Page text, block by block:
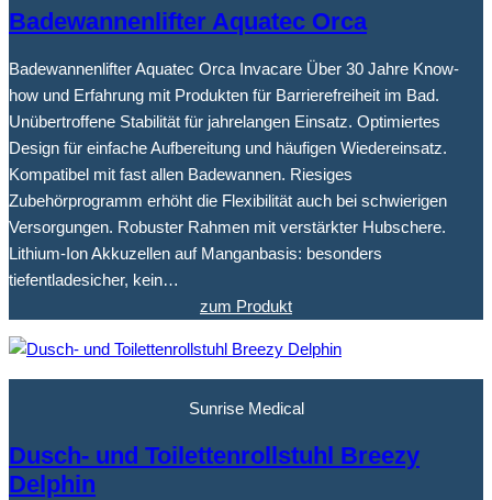
Badewannenlifter Aquatec Orca
Badewannenlifter Aquatec Orca Invacare Über 30 Jahre Know-
how und Erfahrung mit Produkten für Barrierefreiheit im Bad.
Unübertroffene Stabilität für jahrelangen Einsatz. Optimiertes
Design für einfache Aufbereitung und häufigen Wiedereinsatz.
Kompatibel mit fast allen Badewannen. Riesiges
Zubehörprogramm erhöht die Flexibilität auch bei schwierigen
Versorgungen. Robuster Rahmen mit verstärkter Hubschere.
Lithium-Ion Akkuzellen auf Manganbasis: besonders
tiefentladesicher, kein…
zum Produkt
Sunrise Medical
Dusch- und Toilettenrollstuhl Breezy
Delphin